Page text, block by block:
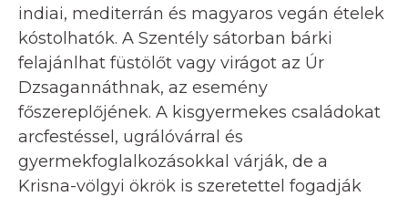
indiai, mediterrán és magyaros vegán ételek
kóstolhatók. A Szentély sátorban bárki
felajánlhat füstölőt vagy virágot az Úr
Dzsagannáthnak, az esemény
főszereplőjének. A kisgyermekes családokat
arcfestéssel, ugrálóvárral és
gyermekfoglalkozásokkal várják, de a
Krisna-völgyi ökrök is szeretettel fogadják